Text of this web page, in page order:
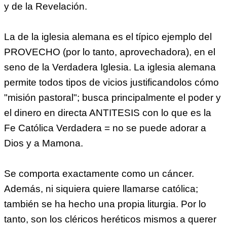
y de la Revelación.
La de la iglesia alemana es el típico ejemplo del
PROVECHO (por lo tanto, aprovechadora), en el
seno de la Verdadera Iglesia. La iglesia alemana
permite todos tipos de vicios justificandolos cómo
"misión pastoral"; busca principalmente el poder y
el dinero en directa ANTITESIS con lo que es la
Fe Católica Verdadera = no se puede adorar a
Dios y a Mamona.
Se comporta exactamente como un cáncer.
Además, ni siquiera quiere llamarse católica;
también se ha hecho una propia liturgia. Por lo
tanto, son los cléricos heréticos mismos a querer